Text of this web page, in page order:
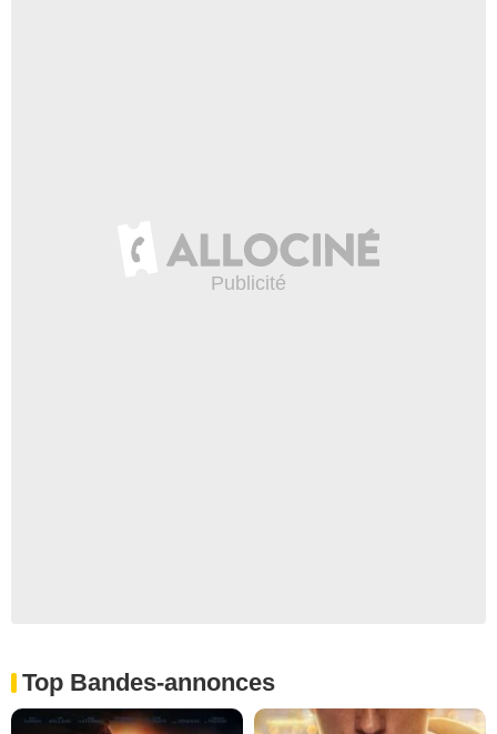
Top Bandes-annonces